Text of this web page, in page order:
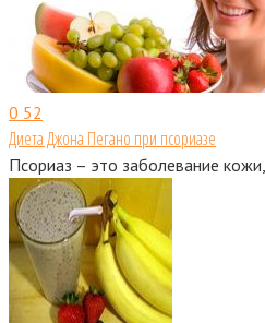
0 52
Диета Джона Пегано при псориазе
Псориаз – это заболевание